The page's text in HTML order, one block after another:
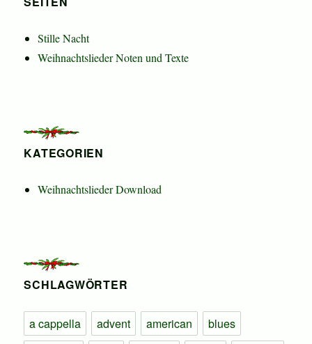
Stille Nacht
Weihnachtslieder Noten und Texte
KATEGORIEN
Weihnachtslieder Download
SCHLAGWÖRTER
a cappella advent american
blues